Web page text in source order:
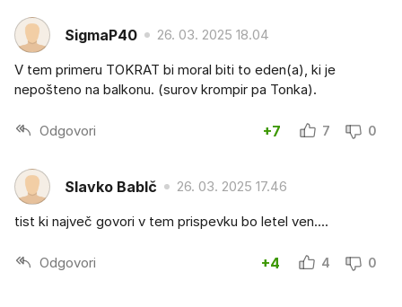
SigmaP40 26. 03. 2025 18.04
V tem primeru TOKRAT bi moral biti to eden(a), ki je
nepošteno na balkonu. (surov krompir pa Tonka).
Odgovori +7 7 0
Slavko BabIč 26. 03. 2025 17.46
tist ki največ govori v tem prispevku bo letel ven....
Odgovori +4 4 0